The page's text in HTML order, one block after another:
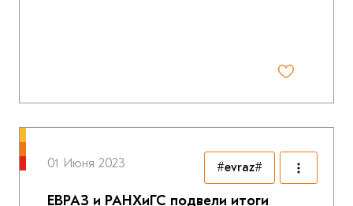
01 Июня 2023
ЕВРАЗ и РАНХиГС подвели итоги
#evraz#